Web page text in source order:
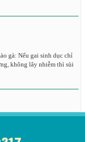
gà: Nếu gai sinh dục chỉ
không lây nhiễm thì sùi